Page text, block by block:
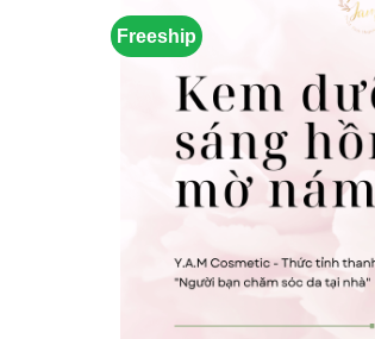
Freeship